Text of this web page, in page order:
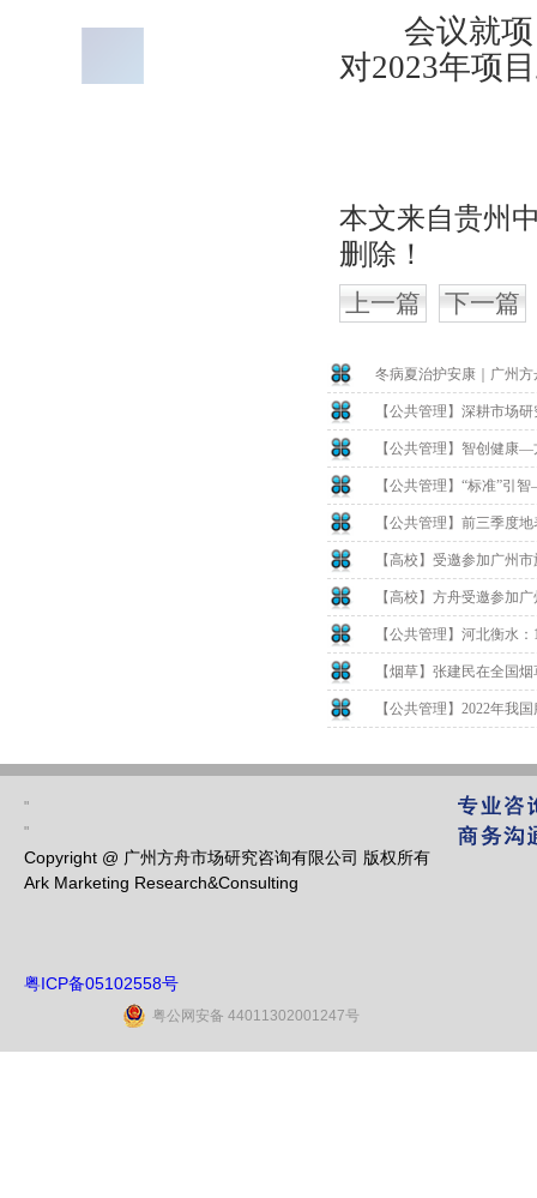
会议就项
对2023年项
本文来自贵州
删除！
上一篇 下一篇
冬病夏治护安康｜广州
【公共管理】深耕市场
【公共管理】智创健康
【公共管理】“标准”引
【公共管理】前三季度
【高校】受邀参加广州
【高校】方舟受邀参加
【公共管理】河北衡水
【烟草】张建民在全国
【公共管理】2022年我
"
"
Copyright @ 广州方舟市场研究咨询有限公司 版权所有
Ark Marketing Research&Consulting
粤ICP备05102558号
粤公网安备 44011302001247号